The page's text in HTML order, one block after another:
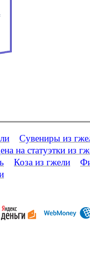
Сувениры из
на статуэтки из
Коза из гжели